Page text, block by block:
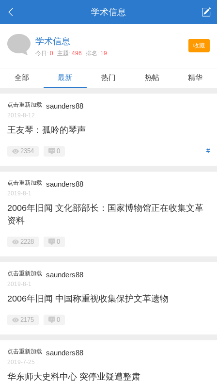
学术信息
收藏
学术信息
今日: 0 主题: 496 排名: 19
全部 最新 热门 热帖 精华
点击重新加载 saunders88
2019-8-12
王友琴：孤吟的琴声
#
2354 0
点击重新加载 saunders88
2019-8-1
2006年旧闻 文化部部长：国家博物馆正在收集文革
资料
2228 0
点击重新加载 saunders88
2019-8-1
2006年旧闻 中国称重视收集保护文革遗物
2175 0
点击重新加载 saunders88
2019-7-25
华东师大史料中心 突停业疑遭整肃